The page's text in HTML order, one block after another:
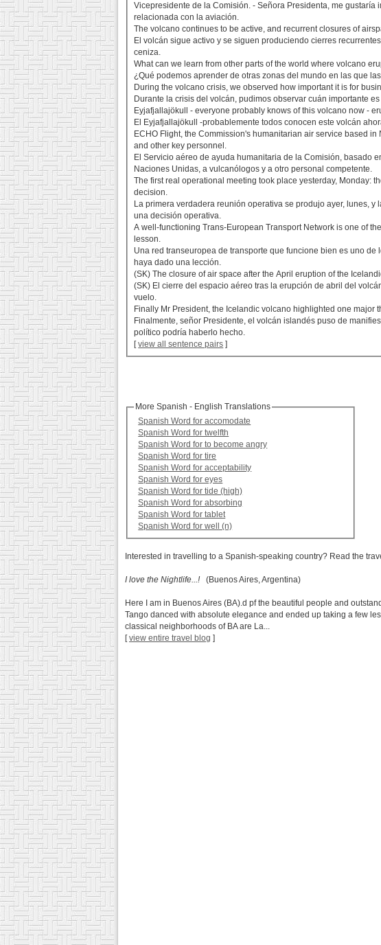
Vicepresidente de la Comisión. - Señora Presidenta, me
relacionada con la aviación.
The volcano continues to be active, and recurrent closures of
El volcán sigue activo y se siguen produciendo cierres
ceniza.
What can we learn from other parts of the world where volcano
¿Qué podemos aprender de otras zonas del mundo en las que
During the volcano crisis, we observed how important it is for
Durante la crisis del volcán, pudimos observar cuán importante
Eyjafjallajökull - everyone probably knows of this volcano now -
El Eyjafjallajökull -probablemente todos conocen este volcán
ECHO Flight, the Commission's humanitarian air service based
and other key personnel.
El Servicio aéreo de ayuda humanitaria de la Comisión, basado
Naciones Unidas, a vulcanólogos y a otro personal competente.
The first real operational meeting took place yesterday, Monday:
decision.
La primera verdadera reunión operativa se produjo ayer, lunes,
una decisión operativa.
A well-functioning Trans-European Transport Network is one of
lesson.
Una red transeuropea de transporte que funcione bien es uno
haya dado una lección.
(SK) The closure of air space after the April eruption of the
(SK) El cierre del espacio aéreo tras la erupción de abril del
vuelo.
Finally Mr President, the Icelandic volcano highlighted one
Finalmente, señor Presidente, el volcán islandés puso de
político podría haberlo hecho.
[view all sentence pairs ]
More Spanish - English Translations
Spanish Word for accomodate
Spanish Word for twelfth
Spanish Word for to become angry
Spanish Word for tire
Spanish Word for acceptability
Spanish Word for eyes
Spanish Word for tide (high)
Spanish Word for absorbing
Spanish Word for tablet
Spanish Word for well (n)
Interested in travelling to a Spanish-speaking country? Read the
I love the Nightlife...!(Buenos Aires, Argentina)
Here I am in Buenos Aires (BA).d pf the beautiful people and
Tango danced with absolute elegance and ended up taking a few
classical neighborhoods of BA are La...
[view entire travel blog ]